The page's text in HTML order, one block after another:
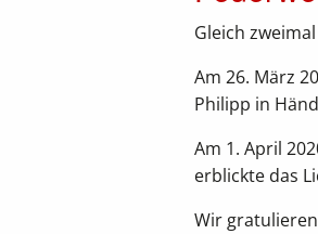
Gleich
Am 26. März
Philipp in
Am 1. April
erblickte das
Wir